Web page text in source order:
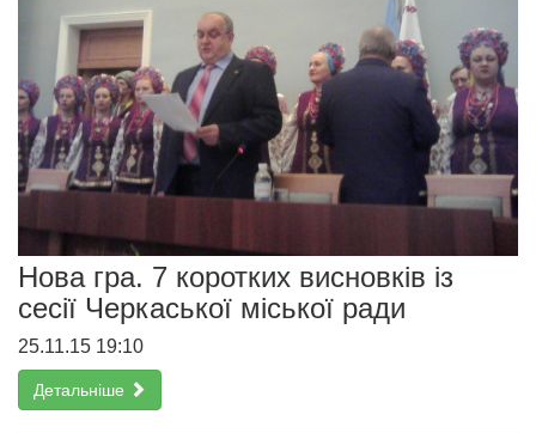
Нова гра. 7 коротких висновків із
сесії Черкаської міської ради
25.11.15 19:10
Детальніше